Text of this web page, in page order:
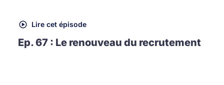
Lire cet épisode
Ep. 67 : Le renouveau du recrutement